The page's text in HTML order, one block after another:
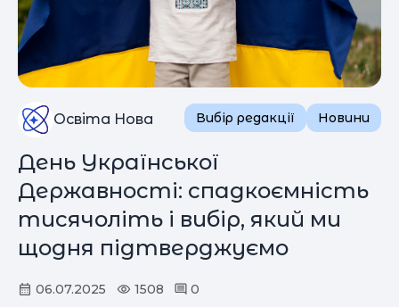
Освіта Нова Вибір редакції Новини
День Української
Державності: спадкоємність
тисячоліть і вибір, який ми
щодня підтверджуємо
06.07.2025 1508 0